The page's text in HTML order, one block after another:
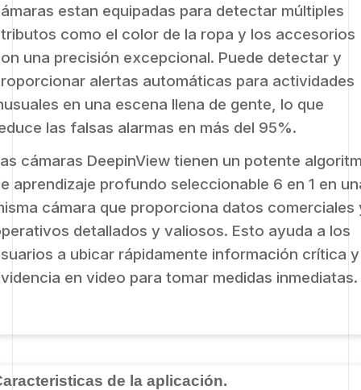
estan equipadas para detectar múltiples
como el color de la ropa y los accesorios
una precisión excepcional. Puede detectar y
alertas automáticas para actividades
en una escena llena de gente, lo que
las falsas alarmas en más del 95%.
cámaras DeepinView tienen un potente
aprendizaje profundo seleccionable 6 en 1 en
cámara que proporciona datos comerciales
detallados y valiosos. Esto ayuda a los
a ubicar rápidamente información crítica y
en video para tomar medidas inmediatas.
de la aplicación.